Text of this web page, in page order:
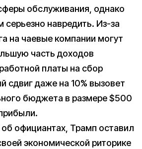
обслуживания, однако
навредить. Из-за
на чаевые компании могут
часть доходов
платы на сбор
сдвиг даже на 10% вызовет
бюджета в размере $500
официантах, Трамп оставил
экономической риторике